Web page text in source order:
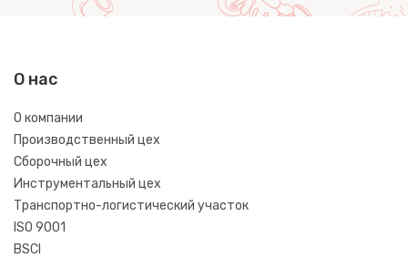
О нас
О компании
Производственный цех
Сборочный цех
Инструментальный цех
Транспортно-логистический участок
ISO 9001
BSCI